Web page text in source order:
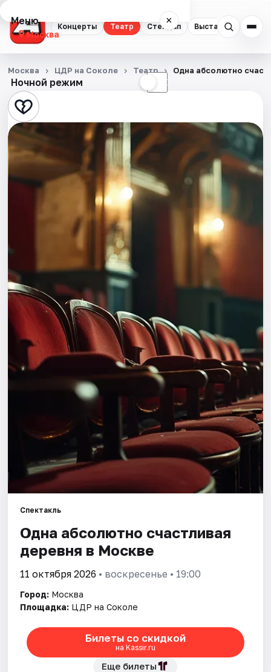
Концерты Театр Стендап Выставки
Меню ×
Москва
Концерты
Театр
Стендап
Выставки
Квесты
Города
Площадки
Артисты
Ночной режим ☾
Москва ЦДР на Соколе Театр Одна абсолютно
Спектакль
Одна абсолютно счастливая
деревня в Москве
11 октября 2026 • воскресенье • 19:00
Город: Москва
Площадка: ЦДР на Соколе
Билеты со скидкой
на Kassir.ru
Еще билеты